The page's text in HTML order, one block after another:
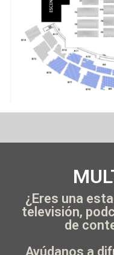
¿Eres una
televisión,
de
Ayúdanos a